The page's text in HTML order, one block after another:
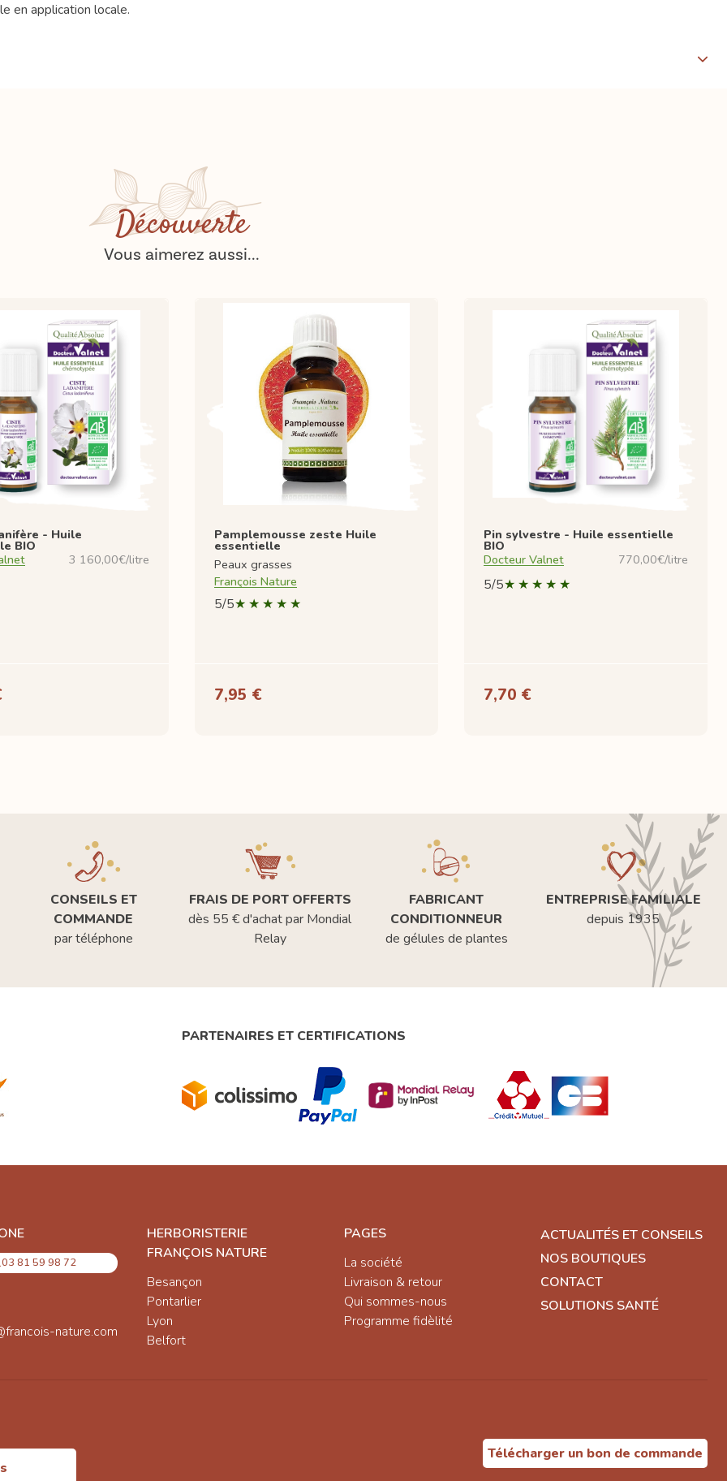
en application locale.
Découverte
Vous aimerez aussi...
- Huile
BIO
3 160,00€/litre
Pamplemousse zeste Huile
essentielle
Peaux grasses
François Nature
5/5
7,95 €
Pin sylvestre - Huile essentielle
BIO
Docteur Valnet
770,00€/litre
5/5
7,70 €
CONSEILS ET
COMMANDE
par téléphone
FRAIS DE PORT OFFERTS
dès 55 € d'achat par Mondial
Relay
FABRICANT
CONDITIONNEUR
de gélules de plantes
ENTREPRISE FAMILIALE
depuis 1935
PARTENAIRES ET CERTIFICATIONS
03 81 59 98 72
nature.com
HERBORISTERIE
FRANÇOIS NATURE
Besançon
Pontarlier
Lyon
Belfort
PAGES
La société
Livraison & retour
Qui sommes-nous
Programme fidèlité
ACTUALITÉS ET CONSEILS
NOS BOUTIQUES
CONTACT
SOLUTIONS SANTÉ
Télécharger un bon de commande